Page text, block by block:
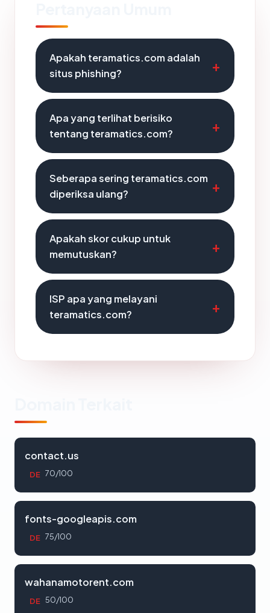
Apakah teramatics.com adalah
situs phishing?
Apa yang terlihat berisiko
tentang teramatics.com?
Seberapa sering teramatics.com
diperiksa ulang?
Apakah skor cukup untuk
memutuskan?
ISP apa yang melayani
teramatics.com?
contact.us
DE 70/100
fonts-googleapis.com
DE 75/100
wahanamotorent.com
DE 50/100